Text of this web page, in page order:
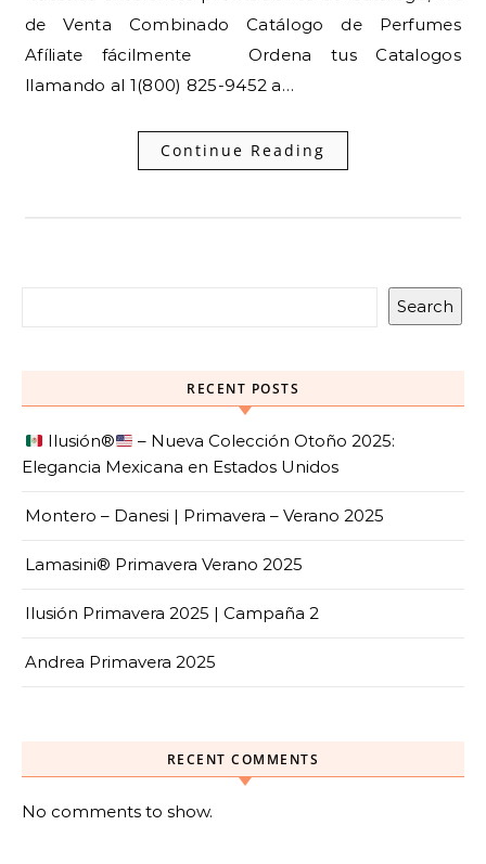
de Venta Combinado Catálogo de Perfumes
Afíliate fácilmente Ordena tus Catalogos
llamando al 1(800) 825-9452 a…
Continue Reading
Search
RECENT POSTS
Ilusión®️
– Nueva Colección Otoño 2025:
Elegancia Mexicana en Estados Unidos
Montero – Danesi | Primavera – Verano 2025
Lamasini® Primavera Verano 2025
Ilusión Primavera 2025 | Campaña 2
Andrea Primavera 2025
RECENT COMMENTS
No comments to show.